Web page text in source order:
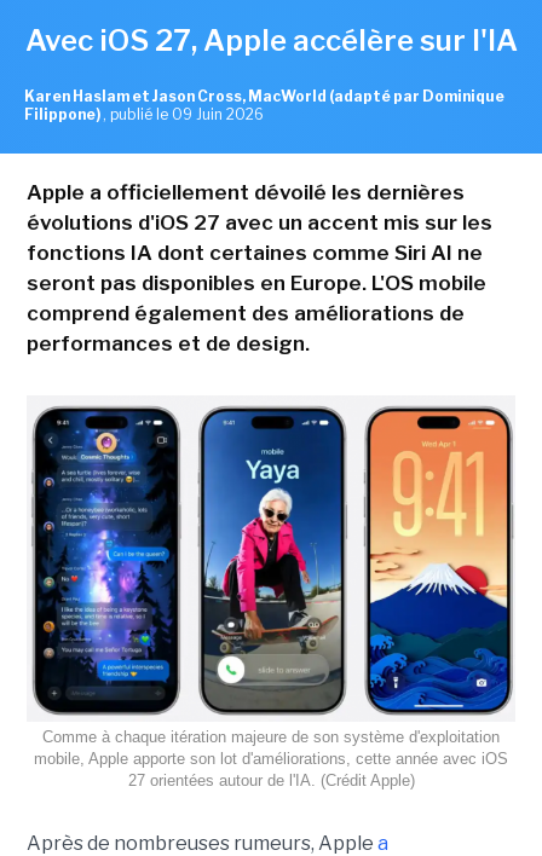
Avec iOS 27, Apple accélère sur l'IA
Karen Haslam et Jason Cross, MacWorld (adapté par Dominique
Filippone) , publié le 09 Juin 2026
Apple a officiellement dévoilé les dernières
évolutions d'iOS 27 avec un accent mis sur les
fonctions IA dont certaines comme Siri AI ne
seront pas disponibles en Europe. L'OS mobile
comprend également des améliorations de
performances et de design.
Comme à chaque itération majeure de son système d'exploitation
mobile, Apple apporte son lot d'améliorations, cette année avec iOS
27 orientées autour de l'IA. (Crédit Apple)
Après de nombreuses rumeurs, Apple a